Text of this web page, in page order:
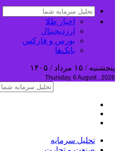
اخبار طلا
ارزدیجیتال
بورس و فارکس
بانک‌ها
پنجشنبه / ۱۵ مرداد / ۱۴۰۵
Thursday, 6 August , 2026
تحلیل‌ سرمایه